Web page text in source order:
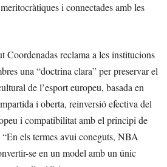
i connectades amb les
Coordenadas reclama a les institucions
una “doctrina clara” per preservar el
de l’esport europeu, basada en
i oberta, reinversió efectiva del
i compatibilitat amb el principi de
els termes avui coneguts, NBA
se en un model amb un únic